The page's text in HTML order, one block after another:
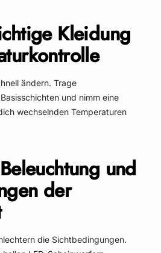
Kleidung
ändern. Trage
und nimm eine
wechselnden Temperaturen
und
der
die Sichtbedingungen.